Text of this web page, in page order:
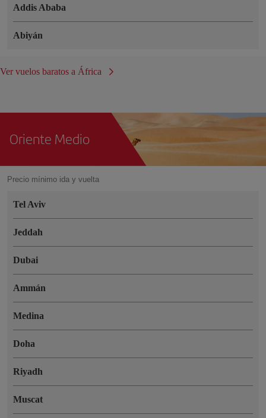
Addis Ababa
Abiyán
Ver vuelos baratos a África
Oriente Medio
Precio mínimo ida y vuelta
Tel Aviv
Jeddah
Dubai
Ammán
Medina
Doha
Riyadh
Muscat